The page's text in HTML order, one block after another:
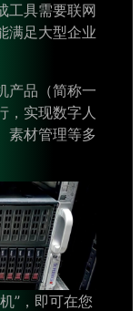
工具需要联网
满足大型企业
产品（简称一
，实现数字人
素材管理等多
”，即可在您